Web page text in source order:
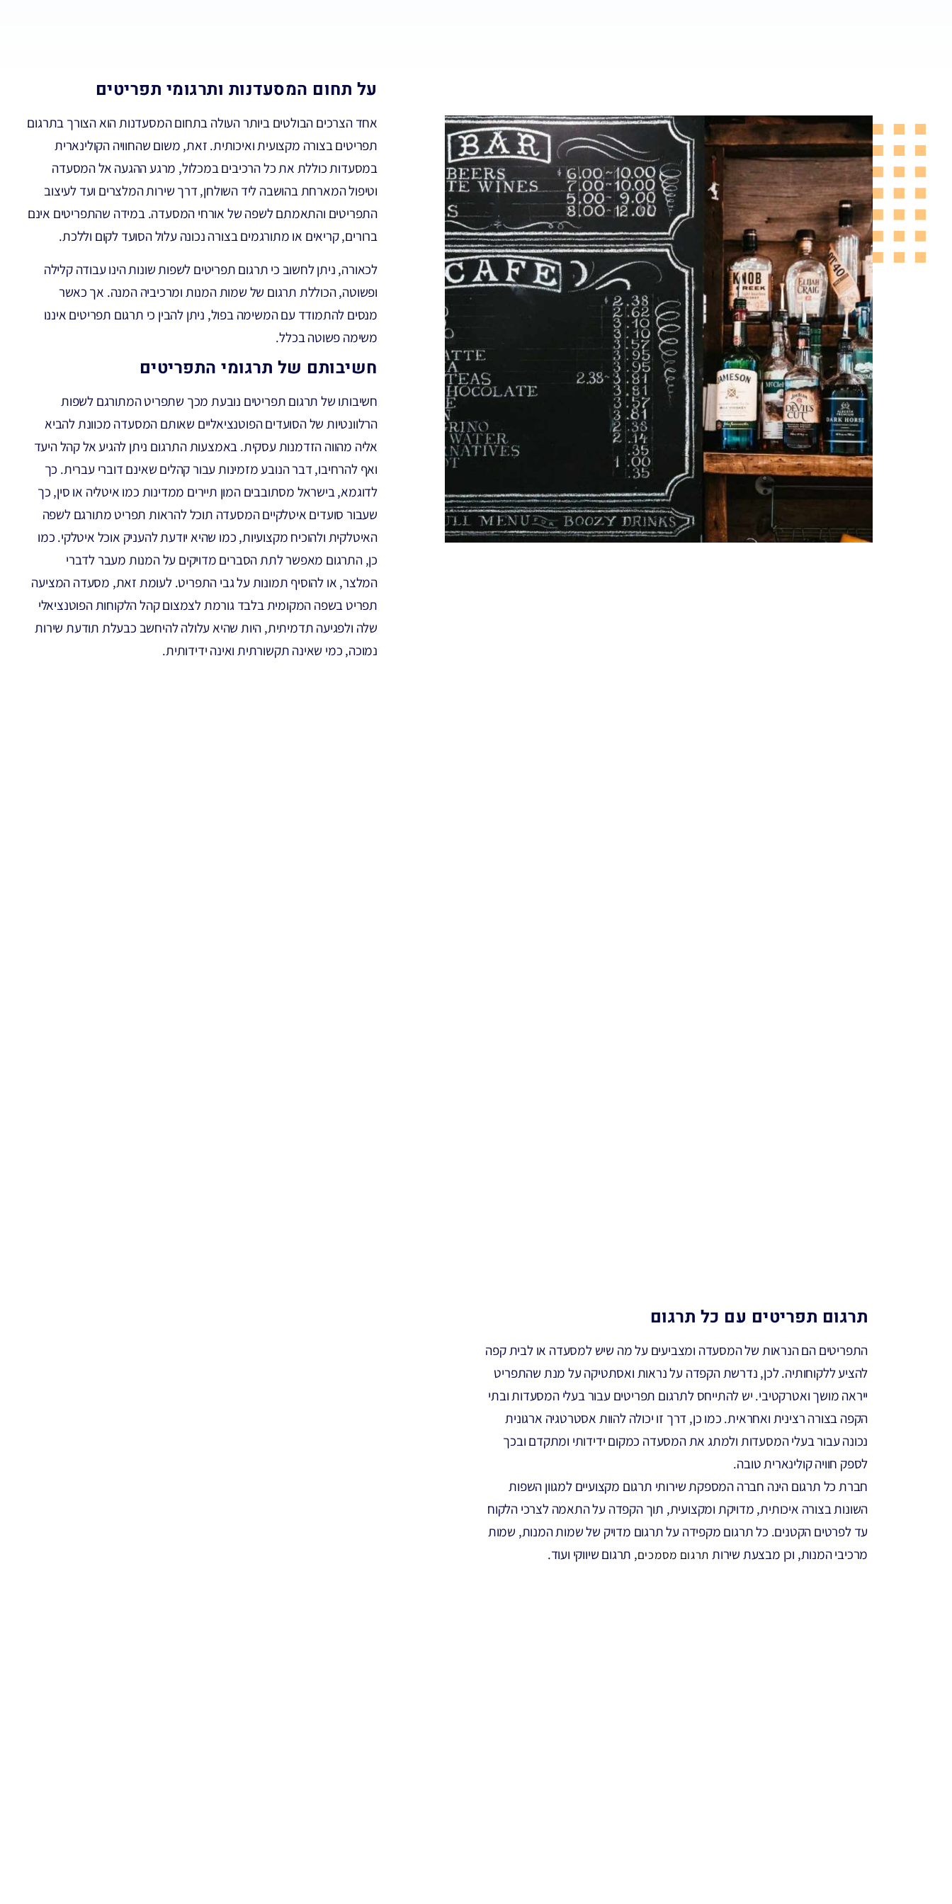
על תחום המסעדנות ותרגומי תפריטים
אחד הצרכים הבולטים ביותר העולה בתחום המסעדנות הוא הצורך בתרגום
תפריטים בצורה מקצועית ואיכותית. זאת, משום שהחוויה הקולינארית
במסעדות כוללת את כל הרכיבים במכלול, מרגע ההגעה אל המסעדה
וטיפול המארחת בהושבה ליד השולחן, דרך שירות המלצרים ועד לעיצוב
התפריטים והתאמתם לשפה של אורחי המסעדה. במידה שהתפריטים אינם
ברורים, קריאים או מתורגמים בצורה נכונה עלול הסועד לקום וללכת.
לכאורה, ניתן לחשוב כי תרגום תפריטים לשפות שונות הינו עבודה קלילה
ופשוטה, הכוללת תרגום של שמות המנות ומרכיביה המנה. אך כאשר
מנסים להתמודד עם המשימה בפול, ניתן להבין כי תרגום תפריטים איננו
משימה פשוטה בכלל.
חשיבותם של תרגומי התפריטים
חשיבותו של תרגום תפריטים נובעת מכך שתפריט המתורגם לשפות
הרלוונטיות של הסועדים הפוטנציאליים שאותם המסעדה מכוונת להביא
אליה מהווה הזדמנות עסקית. באמצעות התרגום ניתן להגיע אל קהל היעד
ואף להרחיבו, דבר הנובע מזמינות עבור קהלים שאינם דוברי עברית. כך
לדוגמא, בישראל מסתובבים המון תיירים ממדינות כמו איטליה או סין, כך
שעבור סועדים איטלקיים המסעדה תוכל להראות תפריט מתורגם לשפה
האיטלקית ולהוכיח מקצועיות, כמו שהיא יודעת להעניק אוכל איטלקי. כמו
כן, התרגום מאפשר לתת הסברים מדויקים על המנות מעבר לדברי
המלצר, או להוסיף תמונות על גבי התפריט. לעומת זאת, מסעדה המציעה
תפריט בשפה המקומית בלבד גורמת לצמצום קהל הלקוחות הפוטנציאלי
שלה ולפגיעה תדמיתית, היות שהיא עלולה להיחשב כבעלת תודעת שירות
נמוכה, כמי שאינה תקשורתית ואינה ידידותית.
תרגום תפריטים עם כל תרגום
התפריטים הם הנראות של המסעדה ומצביעים על מה שיש למסעדה או לבית קפה
להציע ללקוחותיה. לכן, נדרשת הקפדה על נראות ואסתטיקה על מנת שהתפריט
ייראה מושך ואטרקטיבי. יש להתייחס לתרגום תפריטים עבור בעלי המסעדות ובתי
הקפה בצורה רצינית ואחראית. כמו כן, דרך זו יכולה להוות אסטרטגיה ארגונית
נכונה עבור בעלי המסעדות ולמתג את המסעדה כמקום ידידותי ומתקדם ובכך
לספק חוויה קולינארית טובה.
חברת כל תרגום הינה חברה המספקת שירותי תרגום מקצועיים למגוון השפות
השונות בצורה איכותית, מדויקת ומקצועית, תוך הקפדה על התאמה לצרכי הלקוח
עד לפרטים הקטנים. כל תרגום מקפידה על תרגום מדויק של שמות המנות, שמות
מרכיבי המנות, וכן מבצעת שירות תרגום מסמכים, תרגום שיווקי ועוד.